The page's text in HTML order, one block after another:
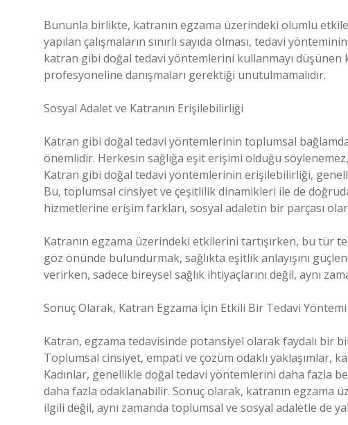
Bununla birlikte, katranın egzama üzerindeki olumlu
yapılan çalışmaların sınırlı sayıda olması, tedavi
katran gibi doğal tedavi yöntemlerini kullanmayı düşünen
profesyoneline danışmaları gerektiği unutulmamalıdır.
Sosyal Adalet ve Katranın Erişilebilirliği
Katran gibi doğal tedavi yöntemlerinin toplumsal
önemlidir. Herkesin sağlığa eşit erişimi olduğu
Katran gibi doğal tedavi yöntemlerinin erişilebilirliği,
Bu, toplumsal cinsiyet ve çeşitlilik dinamikleri ile de
hizmetlerine erişim farkları, sosyal adaletin bir parçası
Katranın egzama üzerindeki etkilerini tartışırken, bu tür
göz önünde bulundurmak, sağlıkta eşitlik anlayışını
verirken, sadece bireysel sağlık ihtiyaçlarını değil, aynı
Sonuç Olarak, Katran Egzama İçin Etkili Bir Tedavi
Katran, egzama tedavisinde potansiyel olarak faydalı bir
Toplumsal cinsiyet, empati ve çözüm odaklı yaklaşımlar,
Kadınlar, genellikle doğal tedavi yöntemlerini daha fazla
daha fazla odaklanabilir. Sonuç olarak, katranın egzama
ilgili değil, aynı zamanda toplumsal ve sosyal adaletle de